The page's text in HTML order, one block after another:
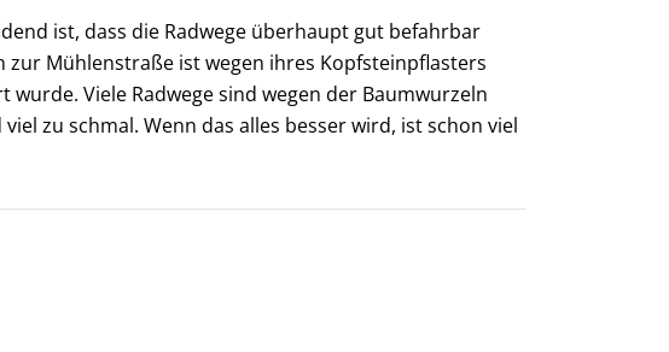
ist, dass die Radwege überhaupt gut befahrbar
Mühlenstraße ist wegen ihres Kopfsteinpflasters
Viele Radwege sind wegen der Baumwurzeln
zu schmal. Wenn das alles besser wird, ist schon viel